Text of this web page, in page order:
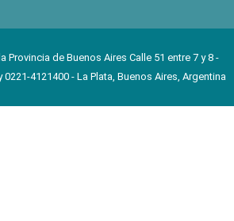
Provincia de Buenos Aires Calle 51 entre 7 y 8 -
4121400 - La Plata, Buenos Aires, Argentina